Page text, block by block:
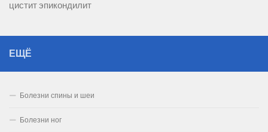
циститэпикондилит
ЕЩЁ
Болезни спины и шеи
Болезни ног